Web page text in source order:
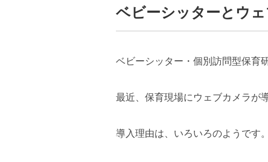
ベビーシッターとウ
ベビーシッター・個別訪問型保育
最近、保育現場にウェブカメラが
導入理由は、いろいろのようです。